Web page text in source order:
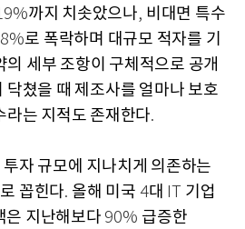
까지 치솟았으나, 비대면 특수
로 폭락하며 대규모 적자를 기
의 세부 조항이 구체적으로 공개
닥쳤을 때 제조사를 얼마나 보호
라는 지적도 존재한다.
자 규모에 지나치게 의존하는
꼽힌다. 올해 미국 4대 IT 기업
은 지난해보다 90% 급증한